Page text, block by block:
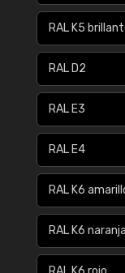
RAL K5
RAL D2
RAL E3
RAL E4
RAL K6
RAL K6 naranja